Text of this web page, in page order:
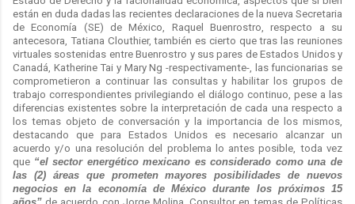
están en duda dadas las recientes declaraciones de la nueva Secretaria
de Economía (SE) de México, Raquel Buenrostro, respecto a su
antecesora, Tatiana Clouthier, también es cierto que tras las reuniones
virtuales sostenidas entre Buenrostro y sus pares de Estados Unidos y
Canadá, Katherine Tai y Mary Ng -respectivamente-, las funcionarias se
comprometieron a continuar las consultas y habilitar los grupos de
trabajo correspondientes privilegiando el diálogo continuo, pese a las
diferencias existentes sobre la interpretación de cada una respecto a
los temas objeto de conversación y la importancia de los mismos,
destacando que para Estados Unidos es necesario alcanzar un
acuerdo y/o una resolución del problema lo antes posible, toda vez
que “el sector energético mexicano es considerado como una de
las (2) áreas que prometen mayores posibilidades de nuevos
negocios en la economía de México durante los próximos 15
años” de acuerdo con Jorge Molina, Consultor en temas de Políticas